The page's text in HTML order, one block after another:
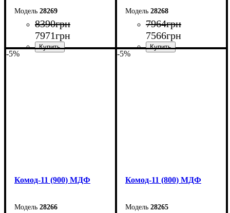
28269
8390грн
7971грн
28268
7964грн
7566грн
-5%
Комод-11 (900) МДФ
28266
-5%
Комод-11 (800) МДФ
28265